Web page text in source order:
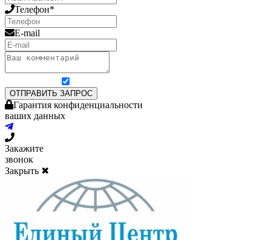
Телефон*
E-mail
ОТПРАВИТЬ ЗАПРОС
Гарантия конфиденциальности
ваших данных
Закажите
звонок
Закрыть ✖